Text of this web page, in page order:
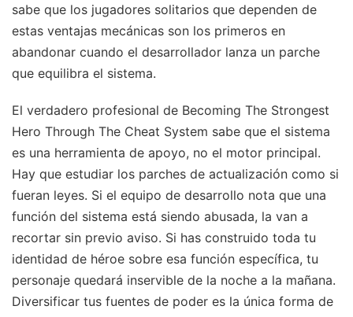
sabe que los jugadores solitarios que dependen de
estas ventajas mecánicas son los primeros en
abandonar cuando el desarrollador lanza un parche
que equilibra el sistema.
El verdadero profesional de Becoming The Strongest
Hero Through The Cheat System sabe que el sistema
es una herramienta de apoyo, no el motor principal.
Hay que estudiar los parches de actualización como si
fueran leyes. Si el equipo de desarrollo nota que una
función del sistema está siendo abusada, la van a
recortar sin previo aviso. Si has construido toda tu
identidad de héroe sobre esa función específica, tu
personaje quedará inservible de la noche a la mañana.
Diversificar tus fuentes de poder es la única forma de